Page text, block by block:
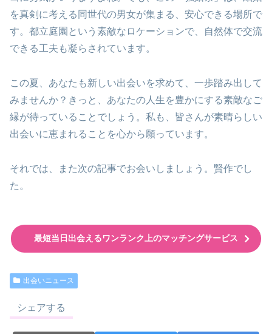
を真剣に考える同世代の男女が集まる、安心できる場所で
す。都立庭園という素敵なロケーションで、自然体で交流
できる工夫も凝らされています。
この夏、あなたも新しい出会いを求めて、一歩踏み出して
みませんか？きっと、あなたの人生を豊かにする素敵なご
縁が待っていることでしょう。私も、皆さんが素晴らしい
出会いに恵まれることを心から願っています。
それでは、また次の記事でお会いしましょう。賢作でし
た。
最短当日出会えるワンランク上のマッチングサービス
出会いニュース
シェアする